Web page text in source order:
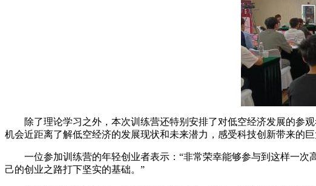
除了理论学习之外，本次训练营还特别安排了对低空经济发展的参观
机会近距离了解低空经济的发展现状和未来潜力，感受科技创新带来的
一位参加训练营的年轻创业者表示：“非常荣幸能够参与到这样一次
己的创业之路打下坚实的基础。”